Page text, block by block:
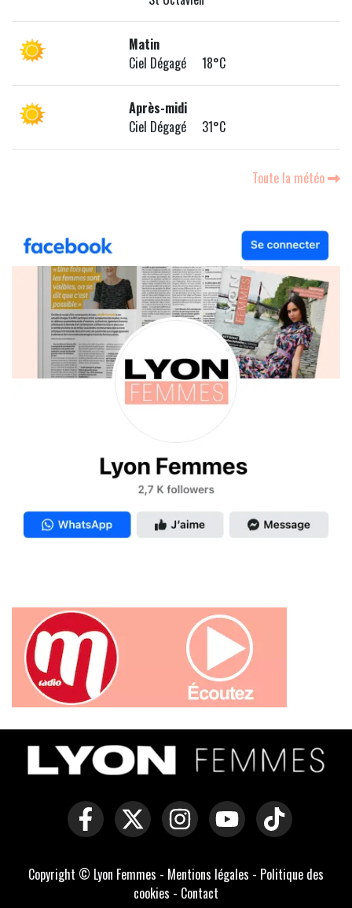
Matin
Ciel Dégagé 18°C
Après-midi
Ciel Dégagé 31°C
Toute la météo
Copyright © Lyon Femmes - Mentions légales - Politique des
cookies - Contact